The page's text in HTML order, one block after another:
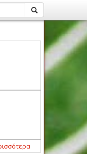
- Κράτησε